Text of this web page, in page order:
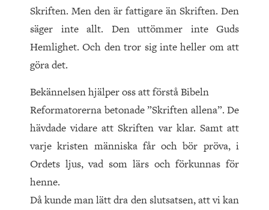
Skriften. Men den är fattigare än Skriften. Den
säger inte allt. Den uttömmer inte Guds
Hemlighet. Och den tror sig inte heller om att
göra det.
Bekännelsen hjälper oss att förstå Bibeln
Reformatorerna betonade ”Skriften allena”. De
hävdade vidare att Skriften var klar. Samt att
varje kristen människa får och bör pröva, i
Ordets ljus, vad som lärs och förkunnas för
henne.
Då kunde man lätt dra den slutsatsen, att vi kan